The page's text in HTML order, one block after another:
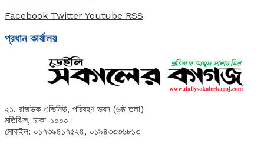
Facebook Twitter Youtube RSS
প্রধান কার্যালয়
২১, রাজউক এভিনিউ, পরিবহণ ভবন (৬ষ্ঠ তলা)
মতিঝিল, ঢাকা-১০০০।
মোবাইল: ০১৭৩৯৪১৭৫২৪, ০১৯৪৩৩৩৬৮১৩